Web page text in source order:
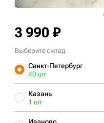
3 990 ₽
Выберите склад
Санкт-Петербург
40 шт
Казань
1 шт